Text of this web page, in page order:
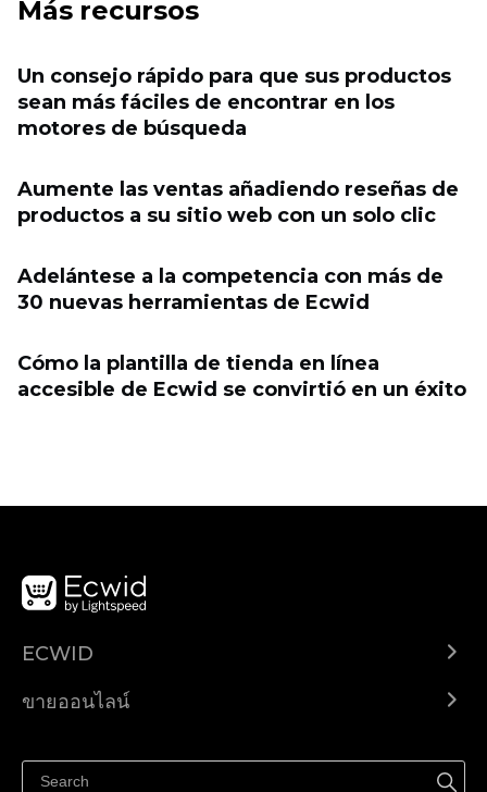
Más recursos
Un consejo rápido para que sus productos
sean más fáciles de encontrar en los
motores de búsqueda
Aumente las ventas añadiendo reseñas de
productos a su sitio web con un solo clic
Adelántese a la competencia con más de
30 nuevas herramientas de Ecwid
Cómo la plantilla de tienda en línea
accesible de Ecwid se convirtió en un éxito
ECWID
ราคา
ขายออนไลน์
ขายบนเฟสบุ๊ค